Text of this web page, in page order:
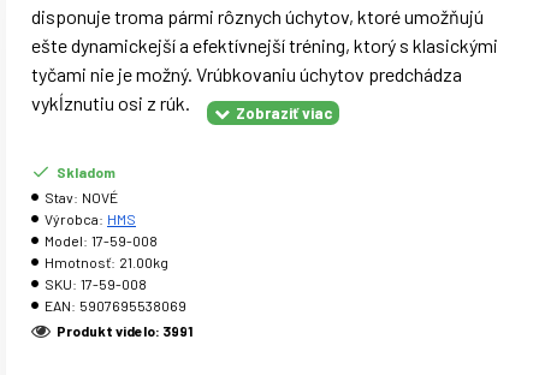
disponuje troma pármi rôznych úchytov, ktoré umožňujú
ešte dynamickejší a efektívnejší tréning, ktorý s klasickými
tyčami nie je možný. Vrúbkovaniu úchytov predchádza
vykĺznutiu osi z rúk.
Parametre:
Materiál: kalená oceľ Povrch rukoväte: vrúbkovaný Dĺžka
nakladacích tŕňov: 2 x 35,5 cm Priemer tŕňa: 50 mm Priemer
uchopovej časti: 30 mm Dĺžka: 213 cm Hmotnosť: 25 kg
Maximálne zaťaženie: 450 kg
Skladom
Stav: NOVÉ
Výrobca: HMS
Model: 17-59-008
Hmotnosť: 21.00kg
SKU: 17-59-008
EAN: 5907695538069
Produkt videlo: 3991